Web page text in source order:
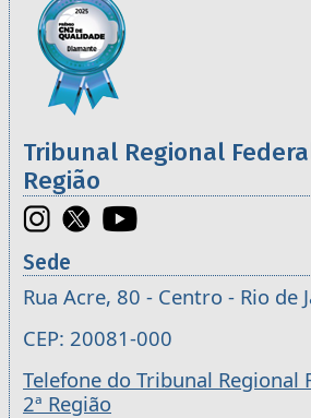
Tribunal Regional
Região
Sede
Rua Acre, 80 - Centro - Rio de
CEP: 20081-000
Telefone do Tribunal Regional
2ª Região